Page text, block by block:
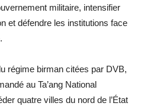
militaire, intensifier
et défendre les institutions face
régime birman citées par DVB,
au Ta’ang National
quatre villes du nord de l’État